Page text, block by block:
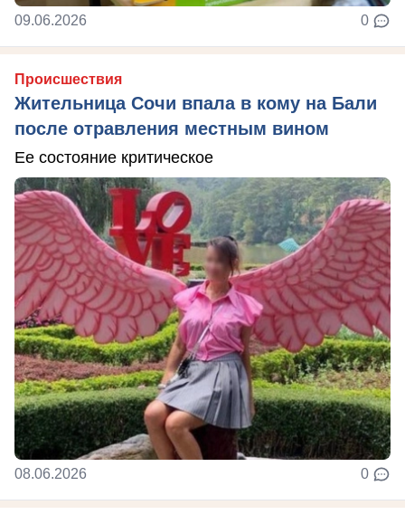
09.06.2026 0
Происшествия
Жительница Сочи впала в кому на Бали
после отравления местным вином
Ее состояние критическое
08.06.2026 0